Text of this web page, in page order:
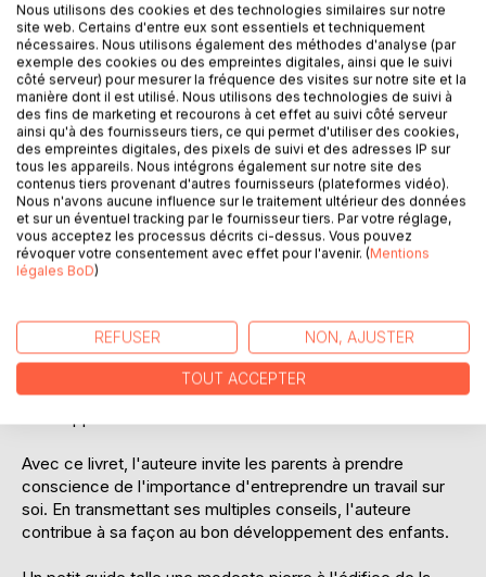
DESCRIPTION
Ce petit guide est un condensé de conseils précieux à
l'attention des parents désireux d'avoir des enfants
épanouis.
ou ses enfant.s de vivre dans un état émotionnel stable.
Souvent, une simple négligence ou un mot mal placé peut
blesser profondément un enfant et impacter son
Avec ce livret, l'auteure invite les parents à prendre
conscience de l'importance d'entreprendre un travail sur
soi. En transmettant ses multiples conseils, l'auteure
contribue à sa façon au bon développement des enfants.
Nous utilisons des cookies et des technologies similaires sur notre
site web. Certains d'entre eux sont essentiels et techniquement
nécessaires. Nous utilisons également des méthodes d'analyse (par
exemple des cookies ou des empreintes digitales, ainsi que le suivi
côté serveur) pour mesurer la fréquence des visites sur notre site et la
manière dont il est utilisé. Nous utilisons des technologies de suivi à
des fins de marketing et recourons à cet effet au suivi côté serveur
ainsi qu'à des fournisseurs tiers, ce qui permet d'utiliser des cookies,
des empreintes digitales, des pixels de suivi et des adresses IP sur
tous les appareils. Nous intégrons également sur notre site des
contenus tiers provenant d'autres fournisseurs (plateformes vidéo).
Nous n'avons aucune influence sur le traitement ultérieur des données
et sur un éventuel tracking par le fournisseur tiers. Par votre réglage,
vous acceptez les processus décrits ci-dessus. Vous pouvez
révoquer votre consentement avec effet pour l'avenir. (Mentions
légales BoD)
REFUSER NON, AJUSTER
TOUT ACCEPTER